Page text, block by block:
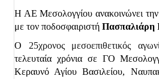
Η ΑΕ Μεσολογγίου ανακοινώνει την
με τον ποδοσφαιριστή Πασπαλιάρη
Ο 25χρονος μεσοεπιθετικός
τελευταία χρόνια σε ΓΟ
Κεραυνό Αγίου Βασιλείου,